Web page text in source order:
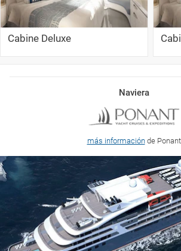
Cabine Deluxe
Naviera
más informaciónde Ponant